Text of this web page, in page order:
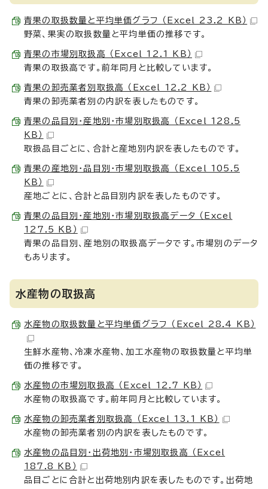
青果の取扱数量と平均単価グラフ （Excel 23.2 KB）
野菜、果実の取扱数量と平均単価の推移です。
青果の市場別取扱高 （Excel 12.1 KB）
青果の取扱高です。前年同月と比較しています。
青果の卸売業者別取扱高 （Excel 12.2 KB）
青果の卸売業者別の内訳を表したものです。
青果の品目別・産地別・市場別取扱高 （Excel 128.5
KB）
取扱品目ごとに、合計と産地別内訳を表したものです。
青果の産地別・品目別・市場別取扱高 （Excel 105.5
KB）
産地ごとに、合計と品目別内訳を表したものです。
青果の品目別・産地別・市場別取扱高データ （Excel
127.5 KB）
青果の品目別、産地別の取扱高データです。市場別のデータ
もあります。
水産物の取扱高
水産物の取扱数量と平均単価グラフ （Excel 28.4 KB）
生鮮水産物、冷凍水産物、加工水産物の取扱数量と平均単
価の推移です。
水産物の市場別取扱高 （Excel 12.7 KB）
水産物の取扱高です。前年同月と比較しています。
水産物の卸売業者別取扱高 （Excel 13.1 KB）
水産物の卸売業者別の内訳を表したものです。
水産物の品目別・出荷地別・市場別取扱高 （Excel
187.8 KB）
品目ごとに合計と出荷地別内訳を表したものです。出荷地